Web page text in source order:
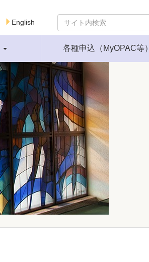
English
各種申込（MyOPAC等）